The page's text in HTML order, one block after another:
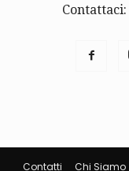
Contattaci:
Contatti Chi Siamo